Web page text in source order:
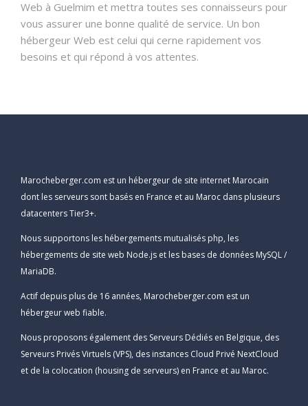
Web à Guelmim et mettra toutes ses connaisseurs pour
vous assurer une bonne qualité de service. Un bon
hébergeur Web est celui qui cerne rapidement vos
besoins et qui répond à vos attentes.
Marocheberger.com est un hébergeur de site internet Marocain
dont les serveurs sont basés en France et au Maroc dans plusieurs
datacenters Tier3+.
Nous supportons les hébergements mutualisés php, les
hébergements de site web Node.js et les bases de données MySQL /
MariaDB.
Actif depuis plus de 16 années, Marocheberger.com est un
hébergeur web fiable.
Nous proposons également des Serveurs Dédiés en Belgique, des
Serveurs Privés Virtuels (VPS), des instances Cloud Privé NextCloud
et de la colocation (housing de serveurs) en France et au Maroc.